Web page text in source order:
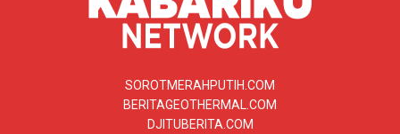
SOROTMERAHPUTIH.COM
BERITAGEOTHERMAL.COM
DJITUBERITA.COM